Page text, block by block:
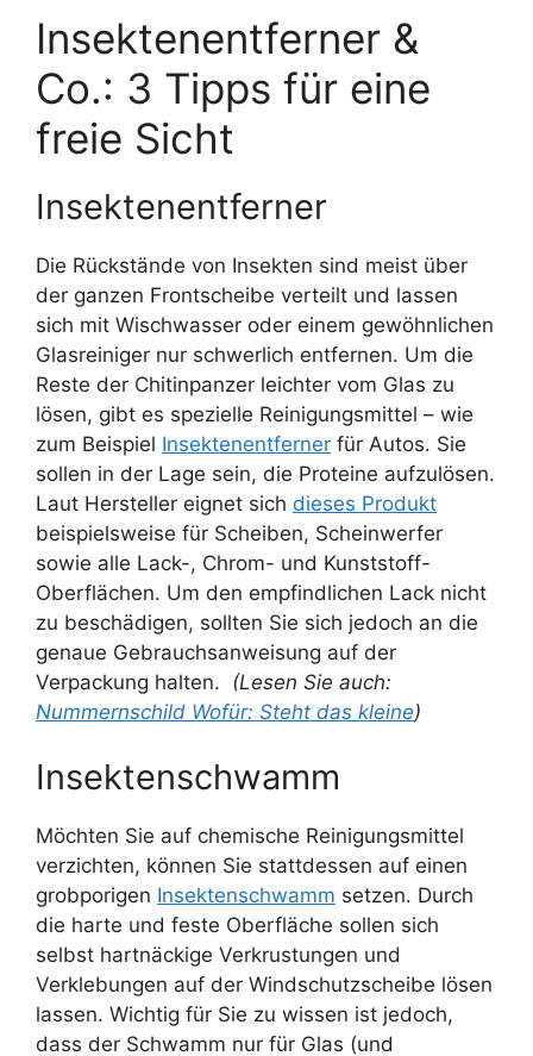
Insektenentferner &
Co.: 3 Tipps für eine
freie Sicht
Insektenentferner
Die Rückstände von Insekten sind meist über
der ganzen Frontscheibe verteilt und lassen
sich mit Wischwasser oder einem gewöhnlichen
Glasreiniger nur schwerlich entfernen. Um die
Reste der Chitinpanzer leichter vom Glas zu
lösen, gibt es spezielle Reinigungsmittel – wie
zum Beispiel Insektenentferner für Autos. Sie
sollen in der Lage sein, die Proteine aufzulösen.
Laut Hersteller eignet sich dieses Produkt
beispielsweise für Scheiben, Scheinwerfer
sowie alle Lack-, Chrom- und Kunststoff-
Oberflächen. Um den empfindlichen Lack nicht
zu beschädigen, sollten Sie sich jedoch an die
genaue Gebrauchsanweisung auf der
Verpackung halten. (Lesen Sie auch:
Nummernschild Wofür: Steht das kleine)
Insektenschwamm
Möchten Sie auf chemische Reinigungsmittel
verzichten, können Sie stattdessen auf einen
grobporigen Insektenschwamm setzen. Durch
die harte und feste Oberfläche sollen sich
selbst hartnäckige Verkrustungen und
Verklebungen auf der Windschutzscheibe lösen
lassen. Wichtig für Sie zu wissen ist jedoch,
dass der Schwamm nur für Glas (und